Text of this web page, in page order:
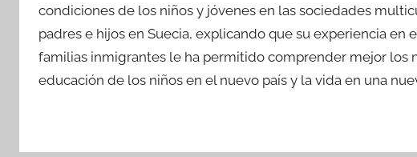
condiciones de los niños y jóvenes en las sociedades
padres e hijos en Suecia, explicando que su experiencia
familias inmigrantes le ha permitido comprender mejor los
educación de los niños en el nuevo país y la vida en una